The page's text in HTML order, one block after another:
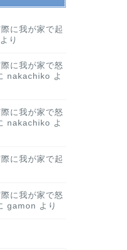
に我が家で起
より
に我が家で怒
nakachiko よ
に我が家で怒
nakachiko よ
に我が家で起
に我が家で怒
gamon より